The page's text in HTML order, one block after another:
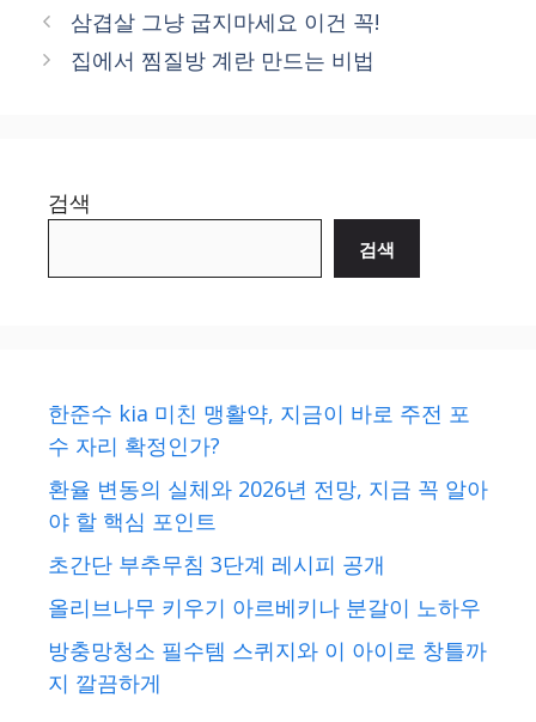
삼겹살 그냥 굽지마세요 이건 꼭!
집에서 찜질방 계란 만드는 비법
검색
검색
한준수 kia 미친 맹활약, 지금이 바로 주전 포
수 자리 확정인가?
환율 변동의 실체와 2026년 전망, 지금 꼭 알아
야 할 핵심 포인트
초간단 부추무침 3단계 레시피 공개
올리브나무 키우기 아르베키나 분갈이 노하우
방충망청소 필수템 스퀴지와 이 아이로 창틀까
지 깔끔하게